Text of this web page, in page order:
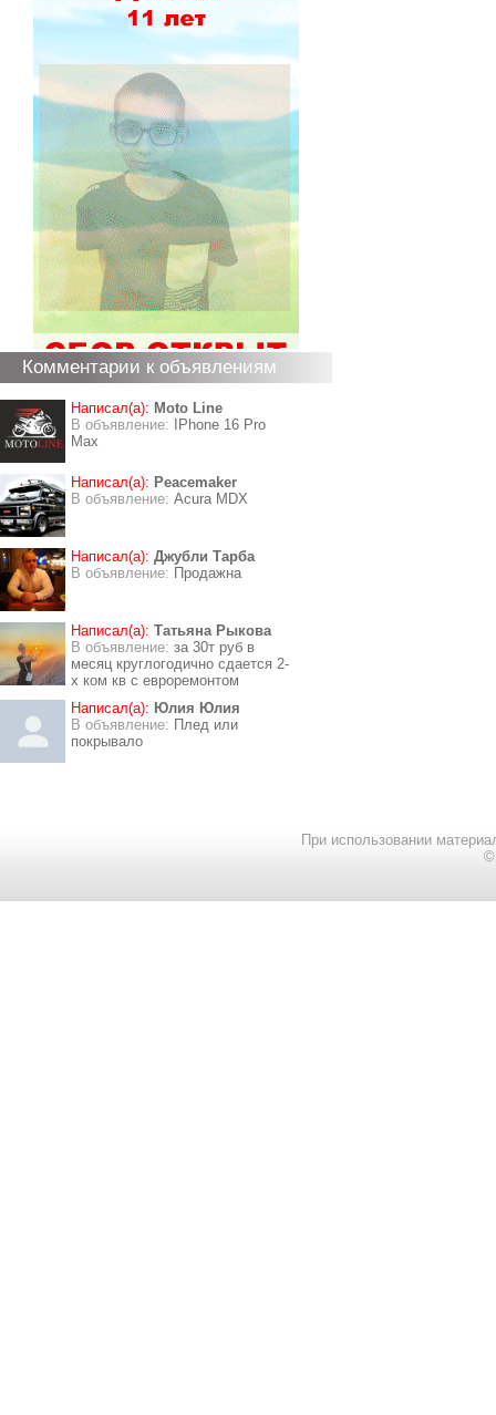
Комментарии к объявлениям
Написал(а): Moto Line
В объявление:
IPhone 16 Pro
Max
Написал(а): Peacemaker
В объявление: Acura MDX
Написал(а): Джубли Тарба
В объявление: Продажна
Написал(а): Татьяна Рыкова
В объявление: за 30т руб в
месяц круглогодично сдается 2-
х ком кв с евроремонтом
Написал(а): Юлия Юлия
В объявление: Плед или
покрывало
При использовании